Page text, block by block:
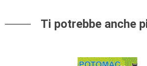
Ti potrebbe anche